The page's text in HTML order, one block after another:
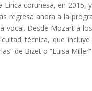
coruñesa, en 2015,
regresa ahora a la
Desde Mozart a
técnica, que
de Bizet o “Luisa